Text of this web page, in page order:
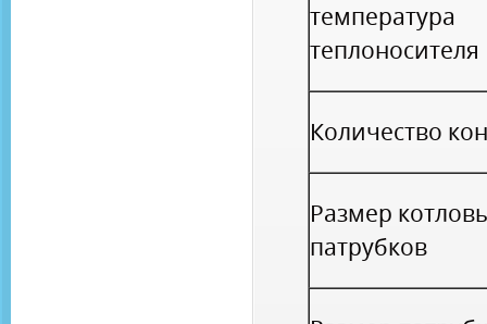
температура
теплоносителя
Количество
Размер
патрубков